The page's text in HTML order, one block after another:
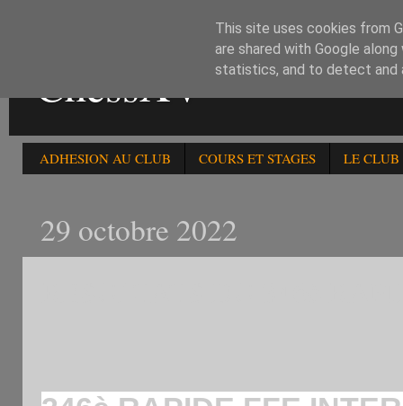
ChessXV
ADHESION AU CLUB COURS ET STAGES LE CLUB
29 octobre 2022
This site uses cookies from
are shared with Google
statistics, and to detect and